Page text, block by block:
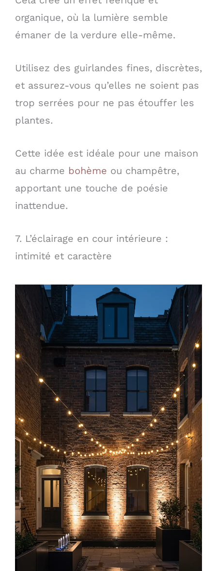
organique, où la lumière semble
émaner de la verdure elle-même.
Utilisez des guirlandes fines, discrètes,
et assurez-vous qu’elles ne soient pas
trop serrées pour ne pas étouffer les
plantes.
Cette idée est idéale pour une maison
au charme bohème ou champêtre,
apportant une touche de poésie
inattendue.
7. L’éclairage en cour intérieure :
intimité et caractère